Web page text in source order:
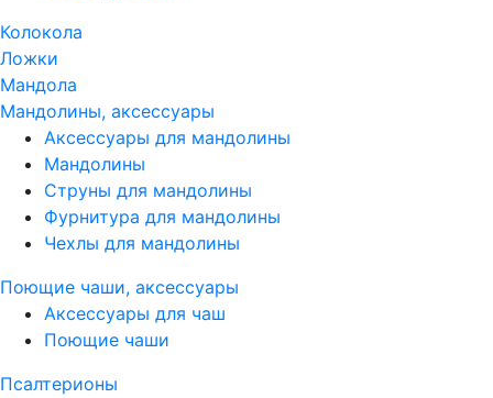
Колокола
Ложки
Мандола
Мандолины, аксессуары
Аксессуары для мандолины
Мандолины
Струны для мандолины
Фурнитура для мандолины
Чехлы для мандолины
Поющие чаши, аксессуары
Аксессуары для чаш
Поющие чаши
Псалтерионы